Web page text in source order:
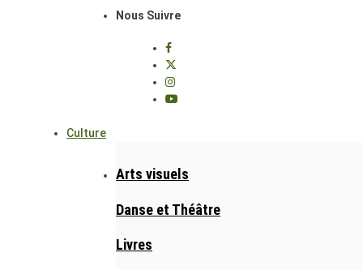
Nous Suivre
Culture
Arts visuels
Danse et Théâtre
Livres